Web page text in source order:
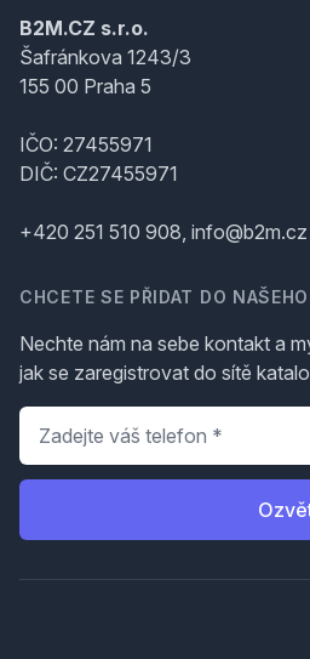
B2M.CZ s.r.o.
Šafránkova 1243/3
155 00 Praha 5
IČO: 27455971
DIČ: CZ27455971
+420 251 510 908, info@b2m.cz
CHCETE SE PŘIDAT DO
Nechte nám na sebe kontakt a
jak se zaregistrovat do sítě
Telefon